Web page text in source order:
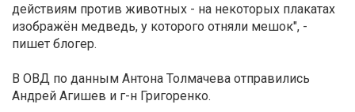
действиям против животных - на некоторых плакатах
изображён медведь, у которого отняли мешок", -
пишет блогер.
В ОВД по данным Антона Толмачева отправились
Андрей Агишев и г-н Григоренко.